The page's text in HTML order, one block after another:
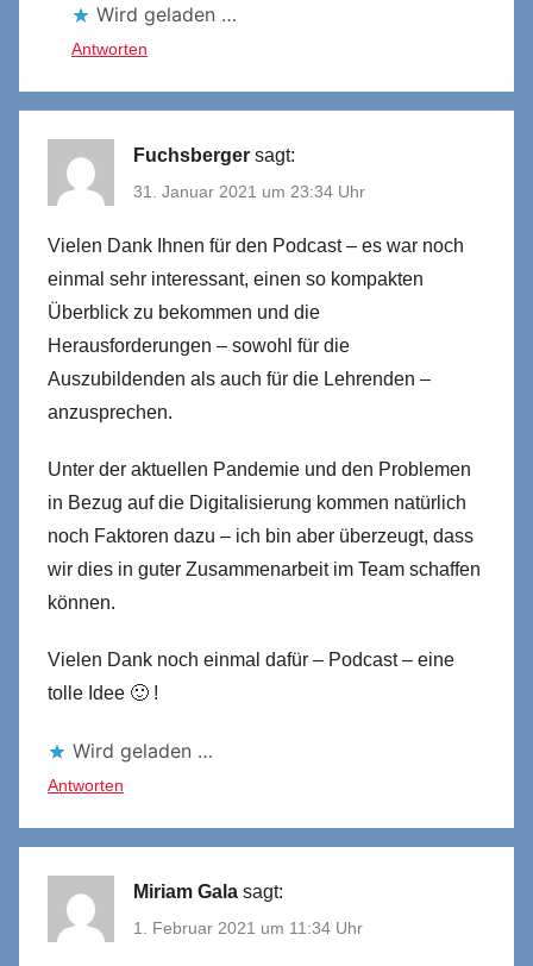
Wird geladen …
Antworten
Fuchsberger sagt:
31. Januar 2021 um 23:34 Uhr
Vielen Dank Ihnen für den Podcast – es war noch
einmal sehr interessant, einen so kompakten
Überblick zu bekommen und die
Herausforderungen – sowohl für die
Auszubildenden als auch für die Lehrenden –
anzusprechen.
Unter der aktuellen Pandemie und den Problemen
in Bezug auf die Digitalisierung kommen natürlich
noch Faktoren dazu – ich bin aber überzeugt, dass
wir dies in guter Zusammenarbeit im Team schaffen
können.
Vielen Dank noch einmal dafür – Podcast – eine
tolle Idee 🙂 !
Wird geladen …
Antworten
Miriam Gala sagt:
1. Februar 2021 um 11:34 Uhr